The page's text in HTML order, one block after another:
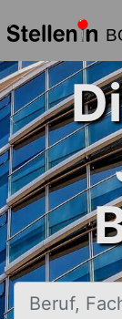
Beruf,